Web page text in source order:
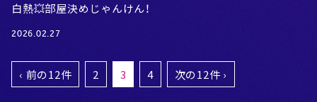
白熱💥部屋決めじゃんけん！
2026.02.27
‹ 前の12件 2 3 4 次の12件 ›